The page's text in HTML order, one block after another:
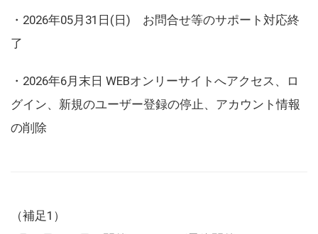
・2026年05月31日(日) お問合せ等のサポート対応終
了
・2026年6月末日 WEBオンリーサイトへアクセス、ロ
グイン、新規のユーザー登録の停止、アカウント情報
の削除
（補足1）